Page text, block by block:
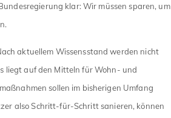
klar: Wir müssen sparen, um
aktuellem Wissensstand werden nicht
liegt auf den Mitteln für Wohn- und
sollen im bisherigen Umfang
also Schritt-für-Schritt sanieren, können